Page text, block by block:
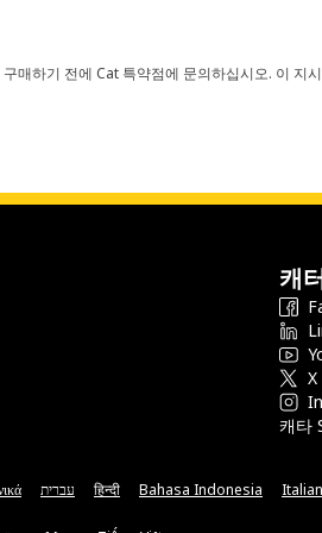
매하기 전에 Cat 특약점에 문의하십시오. 이 지
캐
X
캐타
עברית हिन्दी Bahasa Indonesia